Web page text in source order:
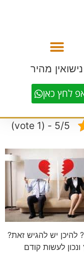
מהיר
לחץ כאן
5/5 - (1 vote)
יש להגיש זאת?
לעשות קודם